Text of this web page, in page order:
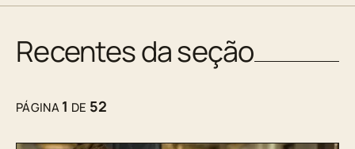
Recentes da seção
PÁGINA1 DE 52